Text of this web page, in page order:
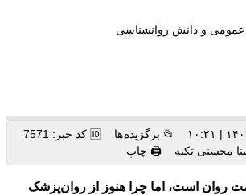
📂 برگزیده ها
🆔 کد خبر: 7571
محسنی تکیه 🖨 چاپ
روان است، اما چرا هنوز از روان‌پزشک